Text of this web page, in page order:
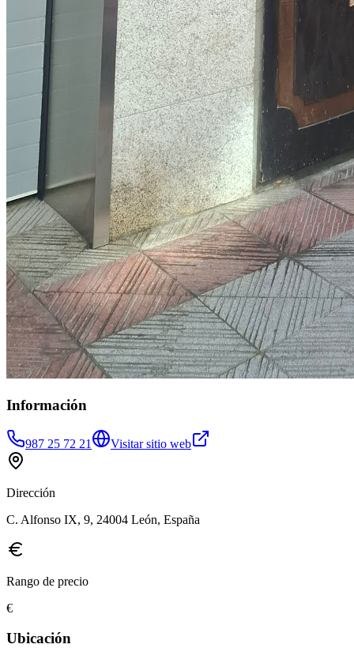
Información
987 25 72 21 Visitar sitio web
Dirección
C. Alfonso IX, 9, 24004 León, España
Rango de precio
€
Ubicación